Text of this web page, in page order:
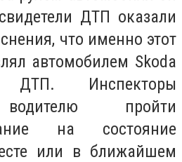
ДТП оказали
что именно этот
автомобилем Skoda
Инспекторы
пройти
на состояние
или в ближайшем